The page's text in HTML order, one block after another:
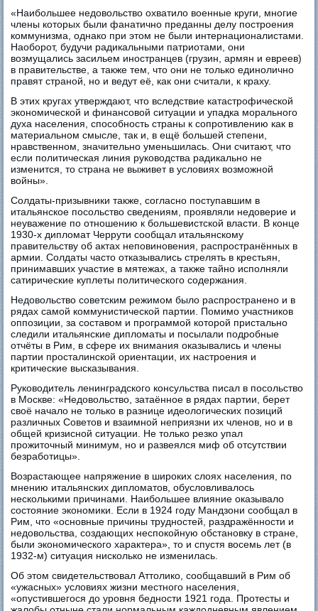
«Наибольшее недовольство охватило военные круги, многие
члены которых были фанатично преданны делу построения
коммунизма, однако при этом не были интернационалистами.
Наоборот, будучи радикальными патриотами, они
возмущались засильем иностранцев (грузин, армян и евреев)
в правительстве, а также тем, что они не только единолично
правят страной, но и ведут её, как они считали, к краху.
В этих кругах утверждают, что вследствие катастрофической
экономической и финансовой ситуации и упадка морального
духа населения, способность страны к сопротивлению как в
материальном смысле, так и, в ещё большей степени,
нравственном, значительно уменьшилась. Они считают, что
если политическая линия руководства радикально не
изменится, то страна не выживет в условиях возможной
войны».
Солдаты-призывники также, согласно поступавшим в
итальянское посольство сведениям, проявляли недоверие и
неуважение по отношению к большевистской власти. В конце
1930-х дипломат Черрути сообщал итальянскому
правительству об актах неповиновения, распространённых в
армии. Солдаты часто отказывались стрелять в крестьян,
принимавших участие в мятежах, а также тайно исполняли
сатирические куплеты политического содержания.
Недовольство советским режимом было распространено и в
рядах самой коммунистической партии. Помимо участников
оппозиции, за составом и программой которой пристально
следили итальянские дипломаты и посылали подробные
отчёты в Рим, в сфере их внимания оказывались и члены
партии просталинской ориентации, их настроения и
критические высказывания.
Руководитель ленинградского консульства писал в посольство
в Москве: «Недовольство, затаённое в рядах партии, берет
своё начало не только в разнице идеологических позиций
различных Советов и взаимной неприязни их членов, но и в
общей кризисной ситуации. Не только резко упал
прожиточный минимум, но и развеялся миф об отсутствии
безработицы».
Возрастающее напряжение в широких слоях населения, по
мнению итальянских дипломатов, обусловливалось
несколькими причинами. Наибольшее влияние оказывало
состояние экономики. Если в 1924 году Мандзони сообщал в
Рим, что «основные причины трудностей, раздражённости и
недовольства, создающих неспокойную обстановку в стране,
были экономического характера», то и спустя восемь лет (в
1932-м) ситуация нисколько не изменилась.
Об этом свидетельствовал Аттолико, сообщавший в Рим об
«ужасных» условиях жизни местного населения,
«опустившегося до уровня бедности 1921 года. Протесты и